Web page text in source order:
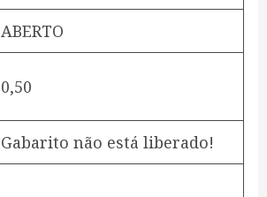
ABERTO
0,50
Gabarito não está liberado!